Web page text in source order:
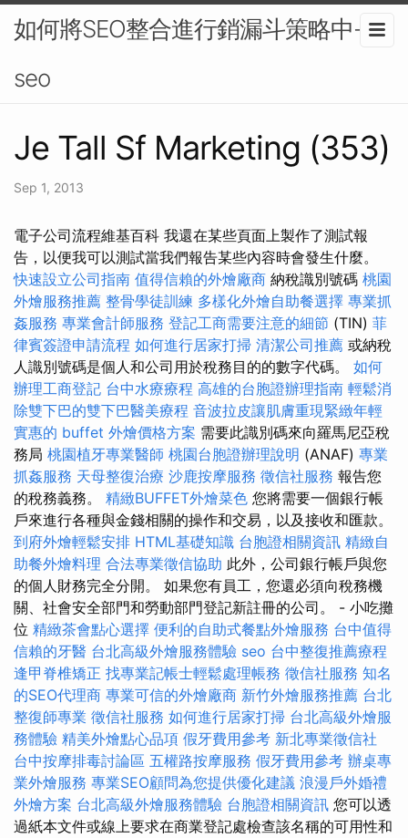
如何將SEO整合進行銷漏斗策略中-
seo
Je Tall Sf Marketing (353)
Sep 1, 2013
電子公司流程維基百科 我還在某些頁面上製作了測試報
告，以便我可以測試當我們報告某些內容時會發生什麼。
快速設立公司指南 值得信賴的外燴廠商 納稅識別號碼 桃園
外燴服務推薦 整骨學徒訓練 多樣化外燴自助餐選擇 專業抓
姦服務 專業會計師服務 登記工商需要注意的細節 (TIN) 菲
律賓簽證申請流程 如何進行居家打掃 清潔公司推薦 或納稅
人識別號碼是個人和公司用於稅務目的的數字代碼。 如何
辦理工商登記 台中水療療程 高雄的台胞證辦理指南 輕鬆消
除雙下巴的雙下巴醫美療程 音波拉皮讓肌膚重現緊緻年輕
實惠的 buffet 外燴價格方案 需要此識別碼來向羅馬尼亞稅
務局 桃園植牙專業醫師 桃園台胞證辦理說明 (ANAF) 專業
抓姦服務 天母整復治療 沙鹿按摩服務 徵信社服務 報告您
的稅務義務。 精緻BUFFET外燴菜色 您將需要一個銀行帳
戶來進行各種與金錢相關的操作和交易，以及接收和匯款。
到府外燴輕鬆安排 HTML基礎知識 台胞證相關資訊 精緻自
助餐外燴料理 合法專業徵信協助 此外，公司銀行帳戶與您
的個人財務完全分開。 如果您有員工，您還必須向稅務機
關、社會安全部門和勞動部門登記新註冊的公司。 - 小吃攤
位 精緻茶會點心選擇 便利的自助式餐點外燴服務 台中值得
信賴的牙醫 台北高級外燴服務體驗 seo 台中整復推薦療程
逢甲脊椎矯正 找專業記帳士輕鬆處理帳務 徵信社服務 知名
的SEO代理商 專業可信的外燴廠商 新竹外燴服務推薦 台北
整復師專業 徵信社服務 如何進行居家打掃 台北高級外燴服
務體驗 精美外燴點心品項 假牙費用參考 新北專業徵信社
台中按摩排毒討論區 五權路按摩服務 假牙費用參考 辦桌專
業外燴服務 專業SEO顧問為您提供優化建議 浪漫戶外婚禮
外燴方案 台北高級外燴服務體驗 台胞證相關資訊 您可以透
過紙本文件或線上要求在商業登記處檢查該名稱的可用性和